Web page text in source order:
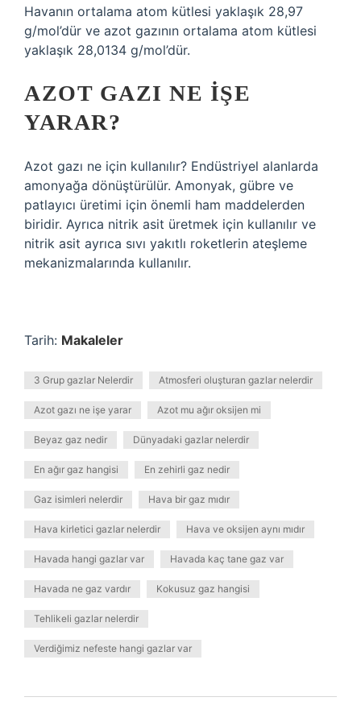
Havanın ortalama atom kütlesi yaklaşık 28,97
g/mol’dür ve azot gazının ortalama atom kütlesi
yaklaşık 28,0134 g/mol’dür.
AZOT GAZI NE IŞE
YARAR?
Azot gazı ne için kullanılır? Endüstriyel alanlarda
amonyağa dönüştürülür. Amonyak, gübre ve
patlayıcı üretimi için önemli ham maddelerden
biridir. Ayrıca nitrik asit üretmek için kullanılır ve
nitrik asit ayrıca sıvı yakıtlı roketlerin ateşleme
mekanizmalarında kullanılır.
Tarih: Makaleler
3 Grup gazlar Nelerdir Atmosferi oluşturan gazlar nelerdir
Azot gazı ne işe yarar Azot mu ağır oksijen mi
Beyaz gaz nedir Dünyadaki gazlar nelerdir
En ağır gaz hangisi En zehirli gaz nedir
Gaz isimleri nelerdir Hava bir gaz mıdır
Hava kirletici gazlar nelerdir Hava ve oksijen aynı mıdır
Havada hangi gazlar var Havada kaç tane gaz var
Havada ne gaz vardır Kokusuz gaz hangisi
Tehlikeli gazlar nelerdir
Verdiğimiz nefeste hangi gazlar var